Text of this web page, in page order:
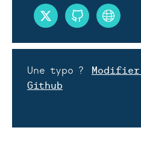
Une typo ?
Github